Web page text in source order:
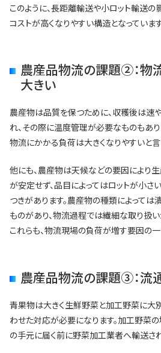
このように、長距離輸送や小ロット輸送の
コストが高くなりやすい構造となっています
農産品物流の課題②：物
大きい
農産物は品質を保つために、収穫後は速
れ、その際に温度管理が必要なものもあ
物流にかかる負荷は大きくなりやすいと言
他にも、農産物は天候などの要因により
が安定せず、品目によってはロットが小さ
つきがあります。農産物の種類によって
ものがあり、物流過程では繊細な取り扱
これらも、物流現場の負荷が増す要因の一
農産品物流の課題③：流
青果物は大きく生鮮野菜と加工野菜に大
わせた対応が必要になります。加工野菜
の手元に届く前に野菜加工業者へ輸送され